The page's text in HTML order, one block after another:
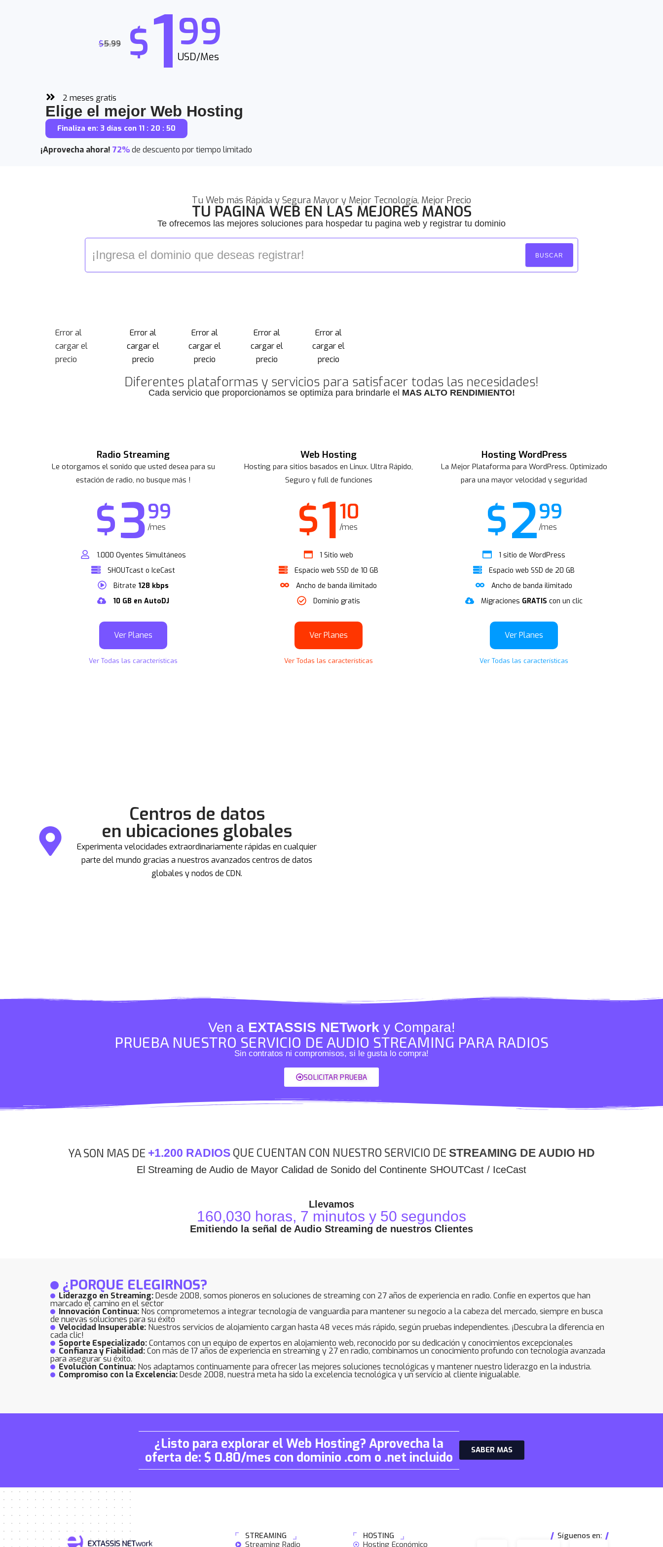
$5.99 $199
USD/Mes
2 meses gratis
Elige el mejor Web Hosting
Finaliza en: 3 días con 11 : 20 : 50
¡Aprovecha ahora! 72%de descuento por tiempo limitado
Tu Web más Rápida y Segura Mayor y Mejor Tecnología, Mejor Precio​
TU PAGINA WEB EN LAS MEJORES MANOS
Te ofrecemos las mejores soluciones para hospedar tu pagina web y registrar tu dominio
BUSCAR
Error al
cargar el
precio
Error al
cargar el
precio
Error al
cargar el
precio
Error al
cargar el
precio
Error al
cargar el
precio
Diferentes plataformas y servicios para satisfacer todas las necesidades!
Cada servicio que proporcionamos se optimiza para brindarle el MAS ALTO RENDIMIENTO!
Radio Streaming
Le otorgamos el sonido que usted desea para su
estación de radio, no busque más !
$399
/mes
1.000 Oyentes Simultáneos
SHOUTcast o IceCast
Bitrate 128 kbps
10 GB en AutoDJ
Ver Planes
Ver Todas las características
Web Hosting
Hosting para sitios basados en Linux. Ultra Rápido,
Seguro y full de funciones
$110
/mes
1 Sitio web
Espacio web SSD de 10 GB
Ancho de banda ilimitado
Dominio gratis
Ver Planes
Ver Todas las características
Hosting WordPress
La Mejor Plataforma para WordPress. Optimizado
para una mayor velocidad y seguridad
$299
/mes
1 sitio de WordPress
Espacio web SSD de 20 GB
Ancho de banda ilimitado
Migraciones GRATIScon un clic
Ver Planes
Ver Todas las características
Centros de datos
en ubicaciones globales
Experimenta velocidades extraordinariamente rápidas en cualquier
parte del mundo gracias a nuestros avanzados centros de datos
globales y nodos de CDN.
Ven a EXTASSIS NETwork y Compara!
PRUEBA NUESTRO SERVICIO DE AUDIO STREAMING PARA RADIOS
Sin contratos ni compromisos, si le gusta lo compra!
SOLICITAR PRUEBA
YA SON MAS DE +1.200 RADIOS QUE CUENTAN CON NUESTRO SERVICIO DE STREAMING DE AUDIO HD
El Streaming de Audio de Mayor Calidad de Sonido del Continente SHOUTCast / IceCast
Llevamos
160,030 horas, 7 minutos y 50 segundos
Emitiendo la señal de Audio Streaming de nuestros Clientes
¿PORQUE ELEGIRNOS?
Liderazgo en Streaming:Desde 2008, somos pioneros en soluciones de streaming con 27 años de experiencia en radio. Confíe en expertos que han
marcado el camino en el sector
Innovación Continua:Nos comprometemos a integrar tecnología de vanguardia para mantener su negocio a la cabeza del mercado, siempre en busca
de nuevas soluciones para su éxito
Velocidad Insuperable:Nuestros servicios de alojamiento cargan hasta 48 veces más rápido, según pruebas independientes. ¡Descubra la diferencia en
cada clic!
Soporte Especializado:Contamos con un equipo de expertos en alojamiento web, reconocido por su dedicación y conocimientos excepcionales
Confianza y Fiabilidad:Con más de 17 años de experiencia en streaming y 27 en radio, combinamos un conocimiento profundo con tecnología avanzada
para asegurar su éxito.
Evolución Continua:Nos adaptamos continuamente para ofrecer las mejores soluciones tecnológicas y mantener nuestro liderazgo en la industria.
Compromiso con la Excelencia:Desde 2008, nuestra meta ha sido la excelencia tecnológica y un servicio al cliente inigualable.
¿Listo para explorar el Web Hosting? Aprovecha la
oferta de: $ 0.80/mes con dominio .com o .net incluido
SABER MAS
STREAMING
Streaming Radio
HOSTING
Hosting Económico
Síguenos en: